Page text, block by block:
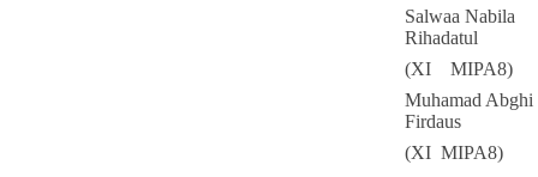
Salwaa Nabila
Rihadatul
(XI MIPA8)
Muhamad Abghi
Firdaus
(XI MIPA8)